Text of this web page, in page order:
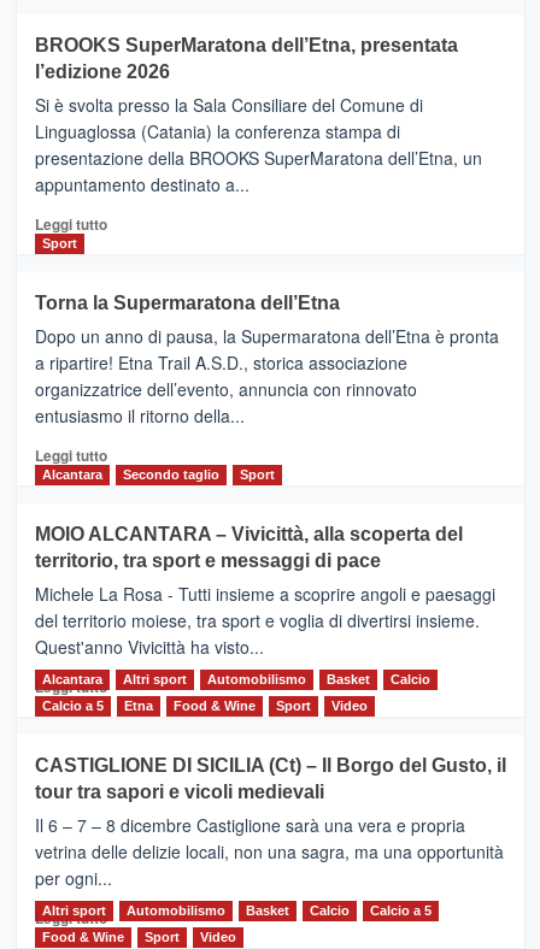
con
la
Al
via
i
collegamenti
BROOKS SuperMaratona dell’Etna, presentata
l’edizione 2026
Si è svolta presso la Sala Consiliare del Comune di
Linguaglossa (Catania) la conferenza stampa di
presentazione della BROOKS SuperMaratona dell’Etna, un
appuntamento destinato a...
Leggi tuttoLeggi
BROOKS
SuperMaratona
dell’Etna,
presentata
l’edizione
2026
Sport
Torna la Supermaratona dell’Etna
Dopo un anno di pausa, la Supermaratona dell’Etna è pronta
a ripartire! Etna Trail A.S.D., storica associazione
organizzatrice dell’evento, annuncia con rinnovato
entusiasmo il ritorno della...
Leggi tuttoLeggi
Torna
la
Supermaratona
dell’Etna
Alcantara Secondo taglio Sport
MOIO ALCANTARA – Vivicittà, alla scoperta del
territorio, tra sport e messaggi di pace
Michele La Rosa - Tutti insieme a scoprire angoli e paesaggi
del territorio moiese, tra sport e voglia di divertirsi insieme.
Quest'anno Vivicittà ha visto...
Leggi tutto Leggi
MOIO
ALCANTARA
–
Vivicittà,
alla
scoperta
del
territorio,
Alcantara Altri sport Automobilismo Basket
Calcio
Calcio a 5
Etna Food & Wine Sport Video
CASTIGLIONE DI SICILIA (Ct) – Il Borgo del Gusto, il
tour tra sapori e vicoli medievali
Il 6 – 7 – 8 dicembre Castiglione sarà una vera e propria
vetrina delle delizie locali, non una sagra, ma una opportunità
per ogni...
Leggi tuttoLeggi
di
Altri sport Automobilismo Basket Calcio
Calcio a 5
Food & Wine
Sport Video